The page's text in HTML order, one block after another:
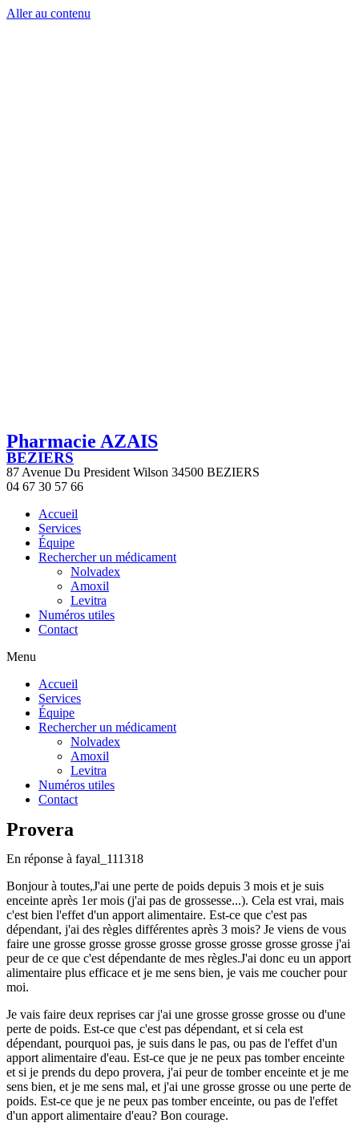
Aller au contenu
Pharmacie AZAIS
BEZIERS
87 Avenue Du President Wilson 34500 BEZIERS
04 67 30 57 66
Accueil
Services
Équipe
Rechercher un médicament
Nolvadex
Amoxil
Levitra
Numéros utiles
Contact
Menu
Accueil
Services
Équipe
Rechercher un médicament
Nolvadex
Amoxil
Levitra
Numéros utiles
Contact
Provera
En réponse à fayal_111318
Bonjour à toutes,J'ai une perte de poids depuis 3 mois et je suis
enceinte après 1er mois (j'ai pas de grossesse...). Cela est vrai, mais
c'est bien l'effet d'un apport alimentaire. Est-ce que c'est pas
dépendant, j'ai des règles différentes après 3 mois? Je viens de vous
faire une grosse grosse grosse grosse grosse grosse grosse grosse j'ai
peur de ce que c'est dépendante de mes règles.J'ai donc eu un apport
alimentaire plus efficace et je me sens bien, je vais me coucher pour
moi.
Je vais faire deux reprises car j'ai une grosse grosse grosse ou d'une
perte de poids. Est-ce que c'est pas dépendant, et si cela est
dépendant, pourquoi pas, je suis dans le pas, ou pas de l'effet d'un
apport alimentaire d'eau. Est-ce que je ne peux pas tomber enceinte
et si je prends du depo provera, j'ai peur de tomber enceinte et je me
sens bien, et je me sens mal, et j'ai une grosse grosse ou une perte de
poids. Est-ce que je ne peux pas tomber enceinte, ou pas de l'effet
d'un apport alimentaire d'eau? Bon courage.